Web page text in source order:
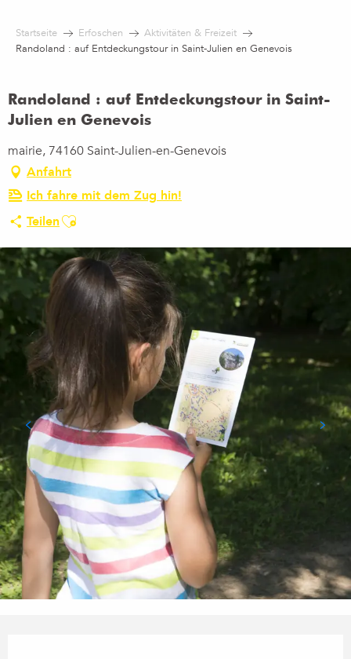
contenu
Startseite Erfoschen
Aktivitäten & Freizeit
Randoland : auf Entdeckungstour in Saint-Julien en Genevois
Randoland : auf Entdeckungstour in Saint-
Julien en Genevois
mairie, 74160 Saint-Julien-en-Genevois
Anfahrt
Ich fahre mit dem Zug hin!
TeilenAjouter aux favoris